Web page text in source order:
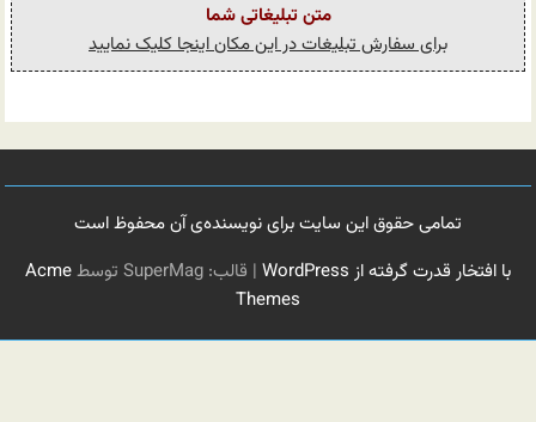
متن تبلیغاتی شما
برای سفارش تبلیغات در این مکان اینجا کلیک نمایید
تمامی حقوق این سایت برای نویسنده‌ی آن محفوظ است
با افتخار قدرت گرفته از WordPress
| قالب: SuperMag توسط
Acme
Themes